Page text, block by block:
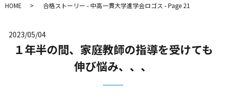
HOME 合格ストーリー - 中高一貫大学進学会ロゴス - Page 21
2023/05/04
１年半の間、家庭教師の指導を受けても
伸び悩み、、、